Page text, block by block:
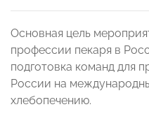
Основная цель
профессии пекаря в
подготовка команд для
России на
хлебопечению.